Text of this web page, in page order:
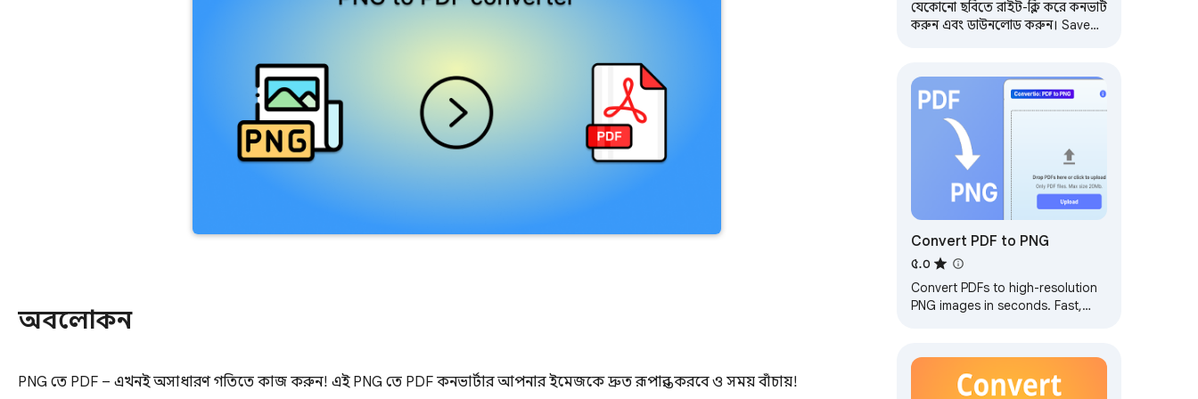
অবলোকন
PNG তে PDF – এখনই অসাধারণ গতিতে কাজ করুন! এই PNG তে PDF কনভার্টার আপনার ইমেজকে দ্রুত রূপান্তর করবে ও সময় বাঁচায়!
যেকোনো ছবিতে রাইট-ক্লিক করে কনভার্ট
করুন এবং ডাউনলোড করুন। Save
Convert PDF to PNG
৫.০
Convert PDFs to high-resolution
PNG images in seconds. Fast,